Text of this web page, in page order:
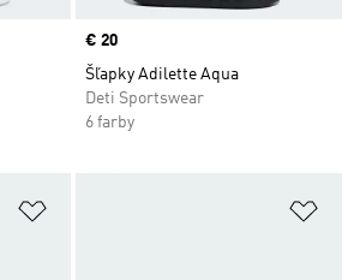
Price
€ 20
Šľapky Adilette Aqua
Deti Sportswear
6 farby
Pridať do zoznamu želaných